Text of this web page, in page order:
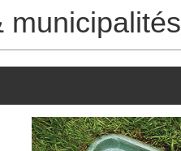
municipalités